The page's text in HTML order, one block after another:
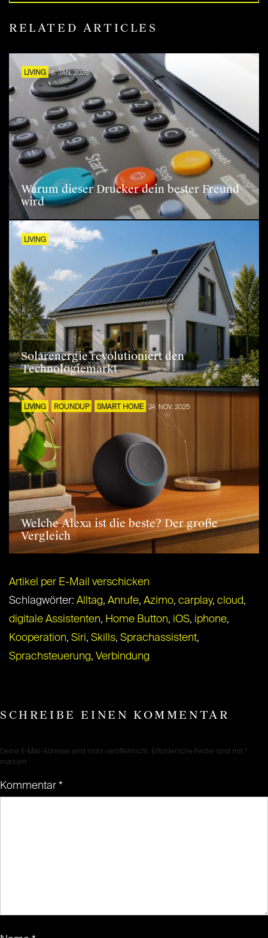
RELATED ARTICLES
LIVING 6. JAN. 2026
Warum dieser Drucker dein bester Freund
wird
LIVING 4. MAI 2026
Solarenergie revolutioniert den
Technologiemarkt
LIVING ROUNDUP SMART HOME 24. NOV. 2025
Welche Alexa ist die beste? Der große
Vergleich
Artikel per E-Mail verschicken
Schlagwörter: Alltag, Anrufe, Azimo, carplay, cloud,
digitale Assistenten, Home Button, iOS, iphone,
Kooperation, Siri, Skills, Sprachassistent,
Sprachsteuerung, Verbindung
SCHREIBE EINEN KOMMENTAR
Deine E-Mail-Adresse wird nicht veröffentlicht. Erforderliche Felder sind mit *
markiert
Kommentar *